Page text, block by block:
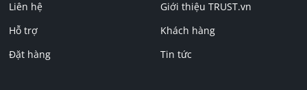
Liên hệ
Hỗ trợ
Đặt hàng
Giới thiệu TRUST.vn
Khách hàng
Tin tức